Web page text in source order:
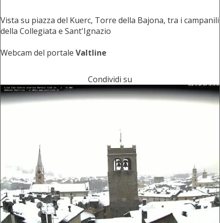
Vista su piazza del Kuerc, Torre della Bajona, tra i campanili
della Collegiata e Sant'Ignazio
Webcam del portale Valtline
Condividi su